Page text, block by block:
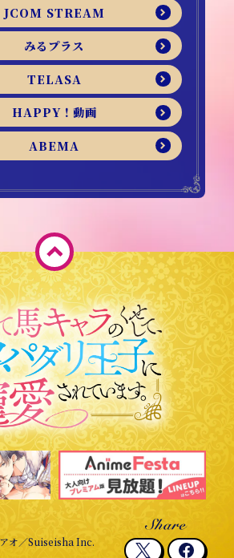
JCOM STREAM
みるプラス
TELASA
HAPPY！動画
ABEMA
ペ
ー
ジ
T
O
P
へ
オ／Suiseisha Inc.
X F